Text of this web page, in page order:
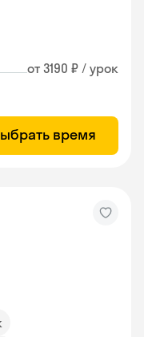
от 3190 ₽ / урок
время